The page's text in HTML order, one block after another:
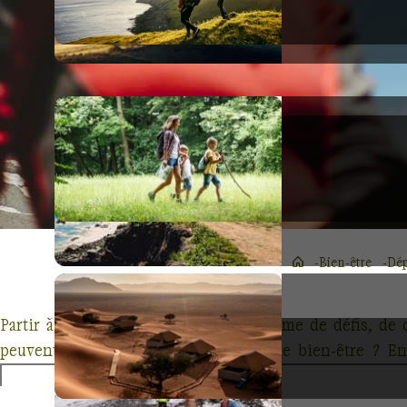
Bien-être
Partir à l'aventure est souvent synonyme de défis, de
peuvent également être une source de bien-être ?
reconnecter avec la nature et de trouver un équilibre